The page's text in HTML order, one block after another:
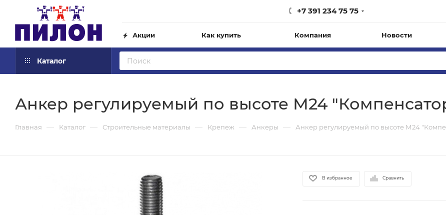
+7 391 234 75 75
Акции Как купить Компания Новости
Каталог
Анкер регулируемый по высоте М24
Главная — Каталог — Строительные материалы — Крепеж — Анкеры — Анкер регулируемый по высоте М24
В избранное Сравнить